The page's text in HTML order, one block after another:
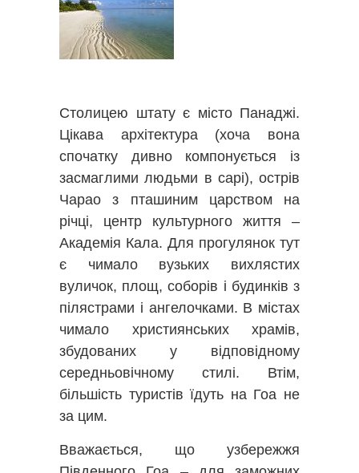
Столицею штату є місто Панаджі.
Цікава архітектура (хоча вона
спочатку дивно компонується із
засмаглими людьми в сарі), острів
Чарао з пташиним царством на
річці, центр культурного життя –
Академія Кала. Для прогулянок тут
є чимало вузьких вихлястих
вуличок, площ, соборів і будинків з
пілястрами і ангелочками. В містах
чимало християнських храмів,
збудованих у відповідному
середньовічному стилі. Втім,
більшість туристів їдуть на Гоа не
за цим.
Вважається, що узбережжя